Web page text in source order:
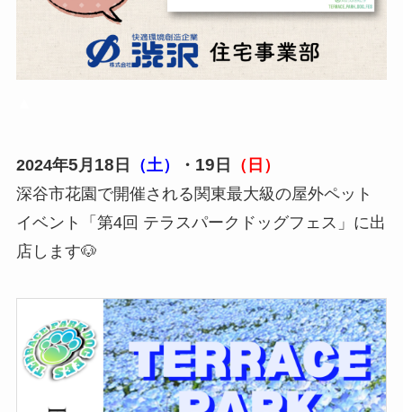
2024年5 月 18 日 （土） ・ 19 日
（日）
深谷市花園で開催される関東最大級の屋外ペット
イベント「第4回 テラスパークドッグフェス」に出
店します🐶